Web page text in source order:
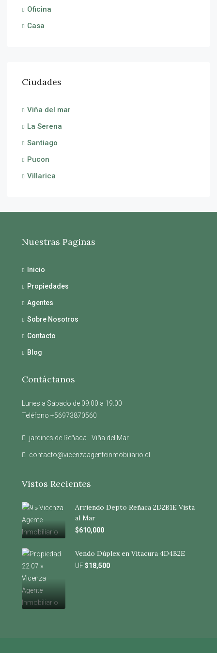
Oficina
Casa
Ciudades
Viña del mar
La Serena
Santiago
Pucon
Villarica
Nuestras Paginas
Inicio
Propiedades
Agentes
Sobre Nosotros
Contacto
Blog
Contáctanos
Lunes a Sábado de 09:00 a 19:00
Teléfono +56973870560
jardines de Reñaca - Viña del Mar
contacto@vicenzaagenteinmobiliario.cl
Vistos Recientes
Arriendo Depto Reñaca 2D2B1E Vista
al Mar
$610,000
Vendo Dúplex en Vitacura 4D4B2E
UF$18,500